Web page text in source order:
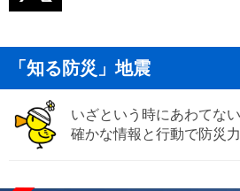
「知る防災」地震
いざという時にあわてな
確かな情報と行動で防災